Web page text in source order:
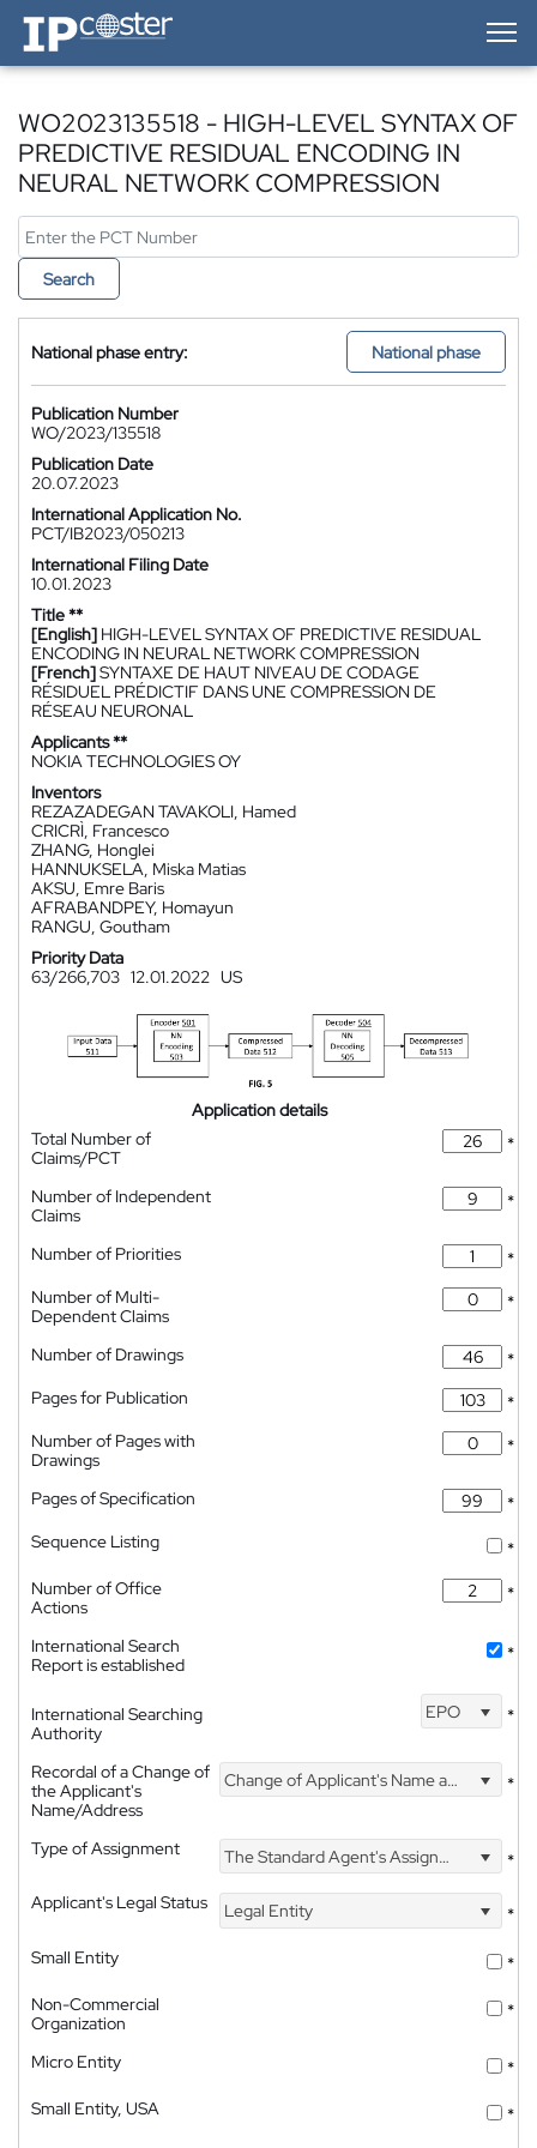
IP-Coster — Home
WO2023135518 - HIGH-LEVEL SYNTAX OF
PREDICTIVE RESIDUAL ENCODING IN
NEURAL NETWORK COMPRESSION
Search
National phase entry: National phase
Publication Number
WO/2023/135518
Publication Date
20.07.2023
International Application No.
PCT/IB2023/050213
International Filing Date
10.01.2023
Title **
[English] HIGH-LEVEL SYNTAX OF PREDICTIVE RESIDUAL
ENCODING IN NEURAL NETWORK COMPRESSION
[French]SYNTAXE DE HAUT NIVEAU DE CODAGE
RÉSIDUEL PRÉDICTIF DANS UNE COMPRESSION DE
RÉSEAU NEURONAL
Applicants **
NOKIA TECHNOLOGIES OY
Inventors
REZAZADEGAN TAVAKOLI, Hamed
CRICRÌ, Francesco
ZHANG, Honglei
HANNUKSELA, Miska Matias
AKSU, Emre Baris
AFRABANDPEY, Homayun
RANGU, Goutham
Priority Data
63/266,703 12.01.2022 US
Application details
Total Number of
Claims/PCT
*
Number of Independent
Claims
*
Number of Priorities
*
Number of Multi-
Dependent Claims
*
Number of Drawings
*
Pages for Publication
*
Number of Pages with
Drawings
*
Pages of Specification
*
Sequence Listing
*
Number of Office
Actions
*
International Search
Report is established
*
International Searching
Authority
EPO *
Recordal of a Change of
the Applicant's
Name/Address
Change of Applicant's Name and Address *
Type of Assignment The Standard Agent's Assignment
*
Applicant's Legal Status
Legal Entity
*
Small Entity
*
Non-Commercial
Organization
*
Micro Entity
*
Small Entity, USA
*